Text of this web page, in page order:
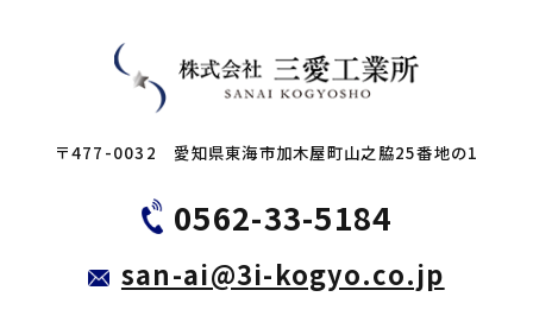
〒477-0032 愛知県東海市加木屋町山之脇25番地の1
0562-33-5184
san-ai@3i-kogyo.co.jp